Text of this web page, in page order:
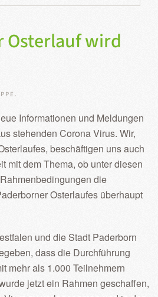
Osterlauf wird
Informationen und Meldungen
stehenden Corona Virus. Wir,
beschäftigen uns auch
mit dem Thema, ob unter diesen
die
Osterlaufes überhaupt
und die Stadt Paderborn
dass die Durchführung
mehr als 1.000 Teilnehmern
jetzt ein Rahmen geschaffen,